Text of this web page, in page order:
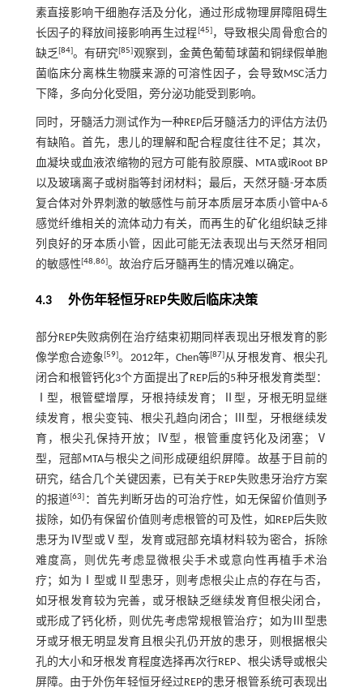
素直接影响干细胞存活及分化，通过形成物理屏障阻碍生
长因子的释放间接影响再生过程[45]，导致根尖周骨愈合的
缺乏[84]。有研究[85]观察到，金黄色葡萄球菌和铜绿假单胞
菌临床分离株生物膜来源的可溶性因子，会导致MSC活力
下降，多向分化受阻，旁分泌功能受到影响。
同时，牙髓活力测试作为一种REP后牙髓活力的评估方法仍
有缺陷。首先，患儿的理解和配合程度往往不足；其次，
血凝块或血液浓缩物的冠方可能有胶原膜、MTA或iRoot BP
以及玻璃离子或树脂等封闭材料；最后，天然牙髓-牙本质
复合体对外界刺激的敏感性与前牙本质层牙本质小管中A-δ
感觉纤维相关的流体动力有关，而再生的矿化组织缺乏排
列良好的牙本质小管，因此可能无法表现出与天然牙相同
的敏感性[48,86]。故治疗后牙髓再生的情况难以确定。
4.3 外伤年轻恒牙REP失败后临床决策
部分REP失败病例在治疗结束初期同样表现出牙根发育的影
像学愈合迹象[59]。2012年，Chen等[87]从牙根发育、根尖孔
闭合和根管钙化3个方面提出了REP后的5种牙根发育类型：
Ⅰ型，根管壁增厚，牙根持续发育；Ⅱ型，牙根无明显继
续发育，根尖变钝、根尖孔趋向闭合；Ⅲ型，牙根继续发
育，根尖孔保持开放；Ⅳ型，根管重度钙化及闭塞；Ⅴ
型，冠部MTA与根尖之间形成硬组织屏障。故基于目前的
研究，结合几个关键因素，已有关于REP失败患牙治疗方案
的报道[63] ：首先判断牙齿的可治疗性，如无保留价值则予
拔除，如仍有保留价值则考虑根管的可及性，如REP后失败
患牙为Ⅳ型或Ⅴ型，发育或冠部充填材料较为密合，拆除
难度高，则优先考虑显微根尖手术或意向性再植手术治
疗；如为Ⅰ型或Ⅱ型患牙，则考虑根尖止点的存在与否，
如牙根发育较为完善，或牙根缺乏继续发育但根尖闭合，
或形成了钙化桥，则优先考虑常规根管治疗；如为Ⅲ型患
牙或牙根无明显发育且根尖孔仍开放的患牙，则根据根尖
孔的大小和牙根发育程度选择再次行REP、根尖诱导或根尖
屏障。由于外伤年轻恒牙经过REP的患牙根管系统可表现出